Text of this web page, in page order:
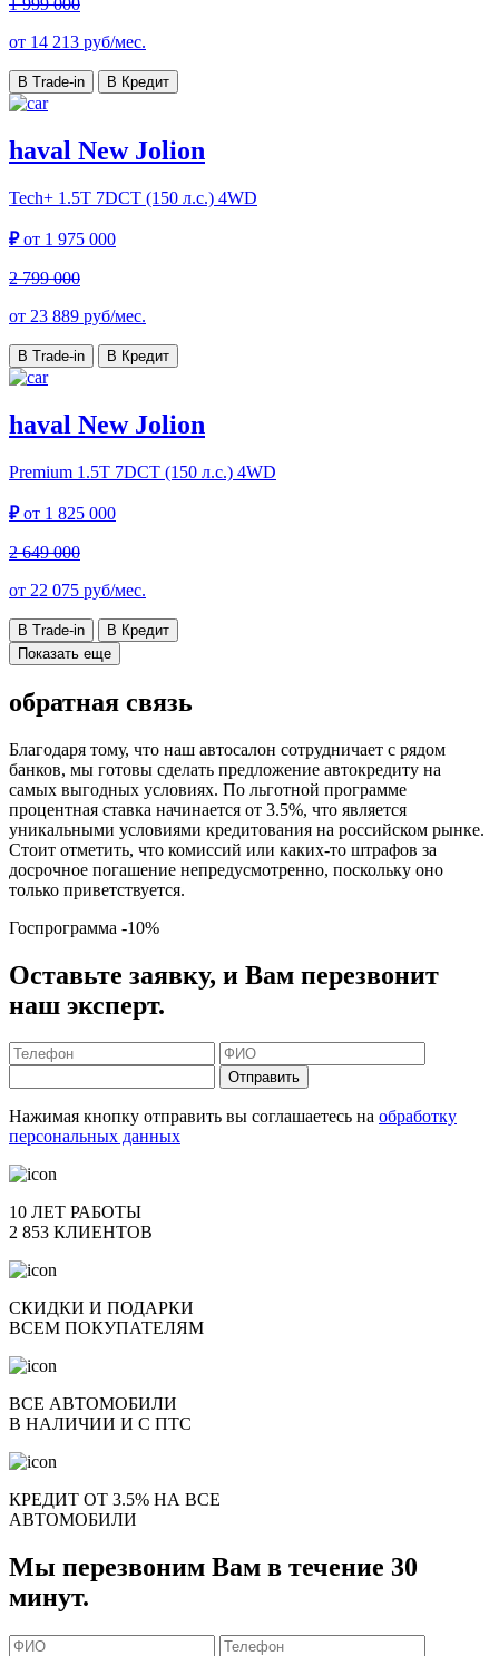
1 999 000
от 14 213 руб/мес.
В Trade-in В Кредит
haval New Jolion
Tech+ 1.5T 7DCT (150 л.с.) 4WD
₽от 1 975 000
2 799 000
от 23 889 руб/мес.
В Trade-in В Кредит
haval New Jolion
Premium 1.5T 7DCT (150 л.с.) 4WD
₽от 1 825 000
2 649 000
от 22 075 руб/мес.
В Trade-in
В Кредит
Показать еще
обратная связь
Благодаря тому, что наш автосалон сотрудничает с рядом
банков, мы готовы сделать предложение автокредиту на
самых выгодных условиях. По льготной программе
процентная ставка начинается от 3.5%, что является
уникальными условиями кредитования на российском рынке.
Стоит отметить, что комиссий или каких-то штрафов за
досрочное погашение непредусмотренно, поскольку оно
только приветствуется.
Госпрограмма -10%
Оставьте заявку, и Вам перезвонит
наш эксперт.
Отправить
Нажимая кнопку отправить вы соглашаетесь на обработку
персональных данных
10 ЛЕТ РАБОТЫ
2 853 КЛИЕНТОВ
СКИДКИ И ПОДАРКИ
ВСЕМ ПОКУПАТЕЛЯМ
ВСЕ АВТОМОБИЛИ
В НАЛИЧИИ И С ПТС
КРЕДИТ ОТ 3.5% НА ВСЕ
АВТОМОБИЛИ
Мы перезвоним Вам в течение 30
минут.